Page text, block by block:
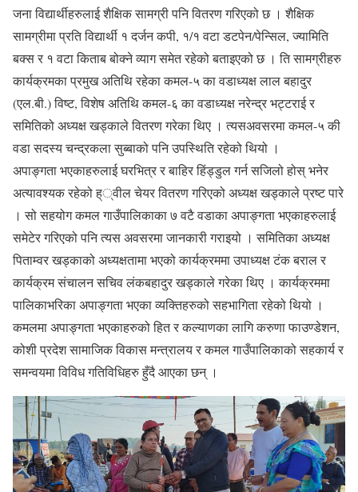
जना विद्यार्थीहरुलाई शैक्षिक सामग्री पनि वितरण गरिएको छ । शैक्षिक
सामग्रीमा प्रति विद्यार्थी १ दर्जन कपी, १/१ वटा डटपेन/पेन्सिल, ज्यामिति
बक्स र १ वटा किताब बोक्ने व्याग समेत रहेको बताइएको छ । ति सामग्रीहरु
कार्यक्रमका प्रमुख अतिथि रहेका कमल-५ का वडाध्यक्ष लाल बहादुर
(एल.बी.) विष्ट, विशेष अतिथि कमल-६ का वडाध्यक्ष नरेन्द्र भट्टराई र
समितिको अध्यक्ष खड्काले वितरण गरेका थिए । त्यसअवसरमा कमल-५ की
वडा सदस्य चन्द्रकला सुब्बाको पनि उपस्थिति रहेको थियो ।
अपाङ्गता भएकाहरुलाई घरभित्र र बाहिर हिंड्डुल गर्न सजिलो होस् भनेर
अत्यावश्यक रहेको ह््वील चेयर वितरण गरिएको अध्यक्ष खड्काले प्रष्ट पारे
। सो सहयोग कमल गाउँपालिकाका ७ वटै वडाका अपाङ्गता भएकाहरुलाई
समेटेर गरिएको पनि त्यस अवसरमा जानकारी गराइयो । समितिका अध्यक्ष
पिताम्वर खड्काको अध्यक्षतामा भएको कार्यक्रममा उपाध्यक्ष टंक बराल र
कार्यक्रम संचालन सचिव लंकबहादुर खड्काले गरेका थिए । कार्यक्रममा
पालिकाभरिका अपाङ्गता भएका व्यक्तिहरुको सहभागिता रहेको थियो ।
कमलमा अपाङ्गता भएकाहरुको हित र कल्याणका लागि करुणा फाउण्डेशन,
कोशी प्रदेश सामाजिक विकास मन्त्रालय र कमल गाउँपालिकाको सहकार्य र
समन्वयमा विविध गतिविधिहरु हुँदै आएका छन् ।